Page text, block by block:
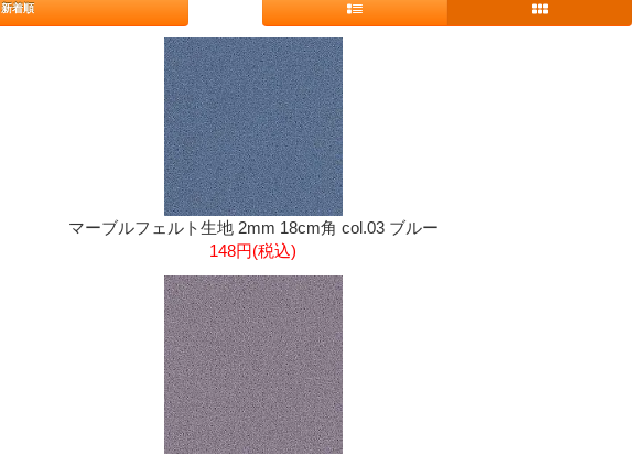
新着順
マーブルフェルト生地 2mm 18cm角 col.03 ブルー
148円(税込)